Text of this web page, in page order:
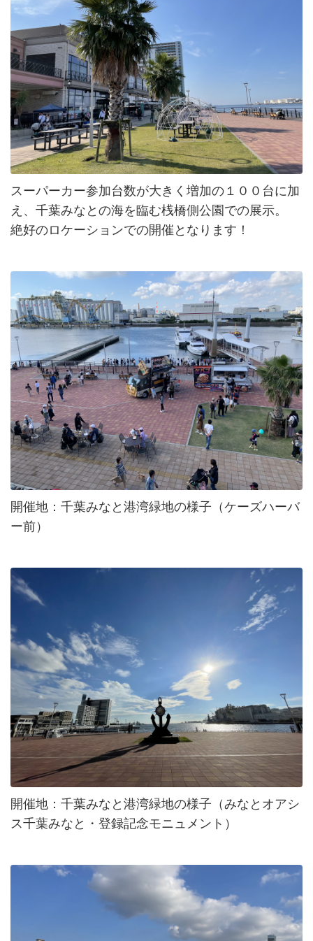
スーパーカー参加台数が大きく増加の１００台に加
え、千葉みなとの海を臨む桟橋側公園での展示。
絶好のロケーションでの開催となります！
開催地：千葉みなと港湾緑地の様子（ケーズハーバ
ー前）
開催地：千葉みなと港湾緑地の様子（みなとオアシ
ス千葉みなと・登録記念モニュメント）